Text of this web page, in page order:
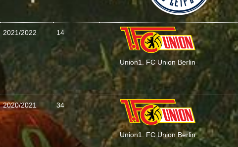
2021/2022 14
Union1. FC Union Berlin
2020/2021 34
Union1. FC Union Berlin